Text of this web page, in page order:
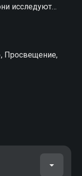
исследуют
темы
Просвещение,